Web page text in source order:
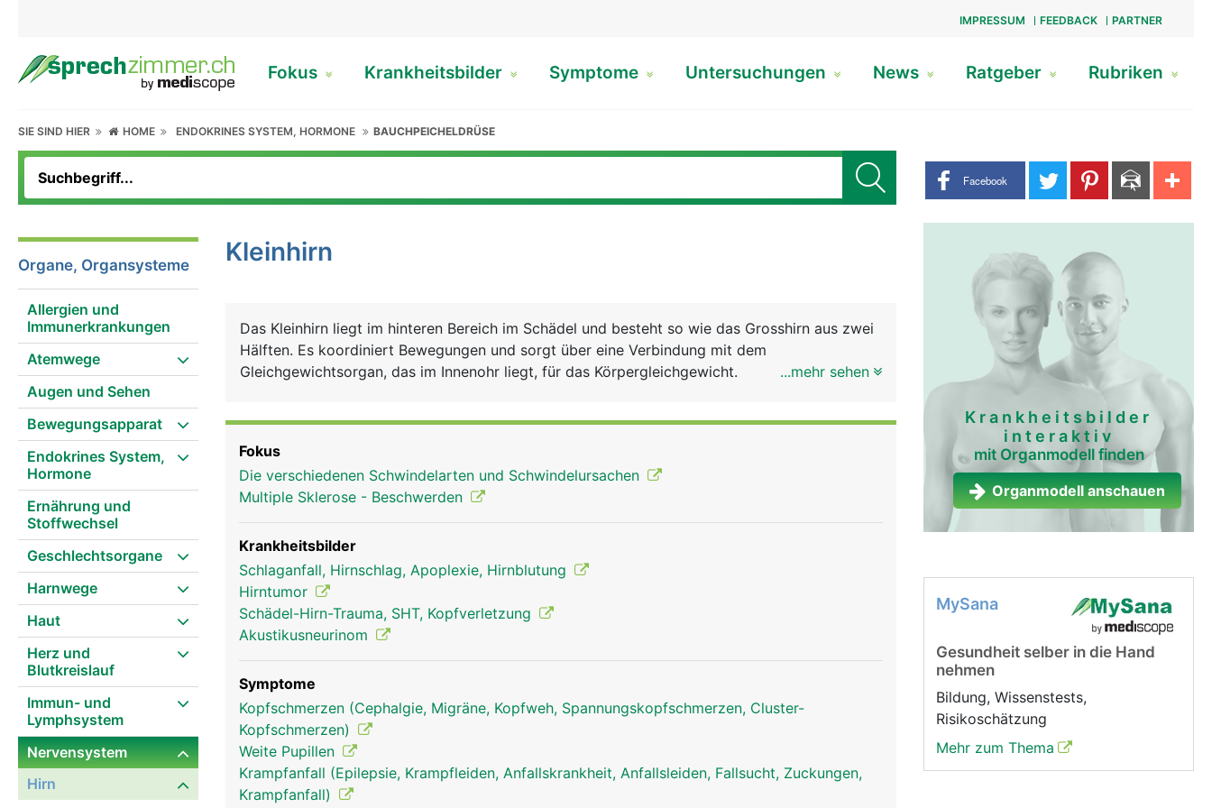
IMPRESSUM FEEDBACK PARTNER
Fokus Krankheitsbilder Symptome Untersuchungen News Ratgeber Rubriken
SIE SIND HIER HOME ENDOKRINES SYSTEM, HORMONE BAUCHPEICHELDRÜSE
Share buttons
Facebook
Organe, Organsysteme
Allergien und
Immunerkrankungen
Atemwege
Augen und Sehen
Bewegungsapparat
Endokrines System,
Hormone
Ernährung und
Stoffwechsel
Geschlechtsorgane
Harnwege
Haut
Herz und
Blutkreislauf
Immun- und
Lymphsystem
Nervensystem
Hirn
Kleinhirn
Das Kleinhirn liegt im hinteren Bereich im Schädel und besteht so wie das Grosshirn aus zwei
Hälften. Es koordiniert Bewegungen und sorgt über eine Verbindung mit dem
Gleichgewichtsorgan, das im Innenohr liegt, für das Körpergleichgewicht.
Kleinhirn Frau
...mehr sehen
Fokus
Die verschiedenen Schwindelarten und Schwindelursachen
Multiple Sklerose - Beschwerden
Krankheitsbilder
Schlaganfall, Hirnschlag, Apoplexie, Hirnblutung
Hirntumor
Schädel-Hirn-Trauma, SHT, Kopfverletzung
Akustikusneurinom
Symptome
Kopfschmerzen (Cephalgie, Migräne, Kopfweh, Spannungskopfschmerzen, Cluster-
Kopfschmerzen)
Weite Pupillen
Krampfanfall (Epilepsie, Krampfleiden, Anfallskrankheit, Anfallsleiden, Fallsucht, Zuckungen,
Krampfanfall)
Krankheitsbilder
interaktiv
mit Organmodell finden
Organmodell anschauen
MySana
Gesundheit selber in die Hand
nehmen
Bildung, Wissenstests,
Risikoschätzung
Mehr zum Thema